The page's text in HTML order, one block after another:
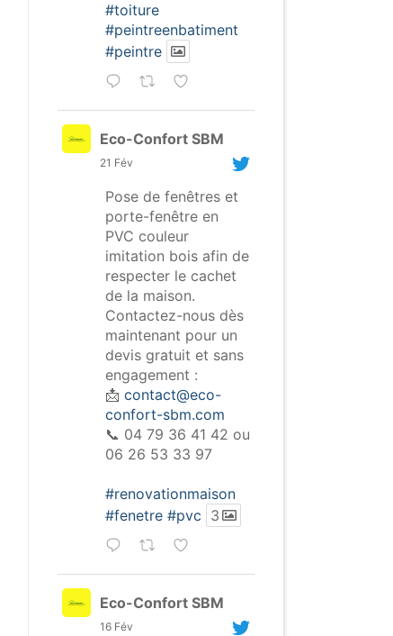
#toiture
#peintreenbatiment
#peintre
Eco-Confort SBM
21 Fév
Pose de fenêtres et
porte-fenêtre en
PVC couleur
imitation bois afin de
respecter le cachet
de la maison.
Contactez-nous dès
maintenant pour un
devis gratuit et sans
engagement :
📩 contact@eco-
confort-sbm.com
📞 04 79 36 41 42 ou
06 26 53 33 97
#renovationmaison
#fenetre #pvc 3
Eco-Confort SBM
16 Fév